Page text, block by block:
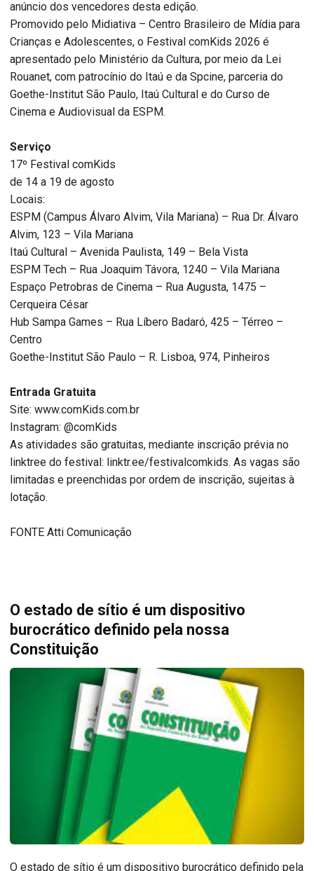
anúncio dos vencedores desta edição.
Promovido pelo Midiativa – Centro Brasileiro de Mídia para
Crianças e Adolescentes, o Festival comKids 2026 é
apresentado pelo Ministério da Cultura, por meio da Lei
Rouanet, com patrocínio do Itaú e da Spcine, parceria do
Goethe-Institut São Paulo, Itaú Cultural e do Curso de
Cinema e Audiovisual da ESPM.
Serviço
17º Festival comKids
de 14 a 19 de agosto
Locais:
ESPM (Campus Álvaro Alvim, Vila Mariana) – Rua Dr. Álvaro
Alvim, 123 – Vila Mariana
Itaú Cultural – Avenida Paulista, 149 – Bela Vista
ESPM Tech – Rua Joaquim Távora, 1240 – Vila Mariana
Espaço Petrobras de Cinema – Rua Augusta, 1475 –
Cerqueira César
Hub Sampa Games – Rua Líbero Badaró, 425 – Térreo –
Centro
Goethe-Institut São Paulo – R. Lisboa, 974, Pinheiros
Entrada Gratuita
Site: www.comKids.com.br
Instagram: @comKids
As atividades são gratuitas, mediante inscrição prévia no
linktree do festival: linktr.ee/festivalcomkids. As vagas são
limitadas e preenchidas por ordem de inscrição, sujeitas à
lotação.
FONTE Atti Comunicação
O estado de sítio é um dispositivo
burocrático definido pela nossa
Constituição
O estado de sítio é um dispositivo burocrático definido pela